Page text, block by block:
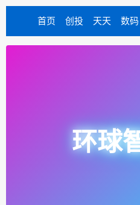
首页 创投 天天 数码
环球